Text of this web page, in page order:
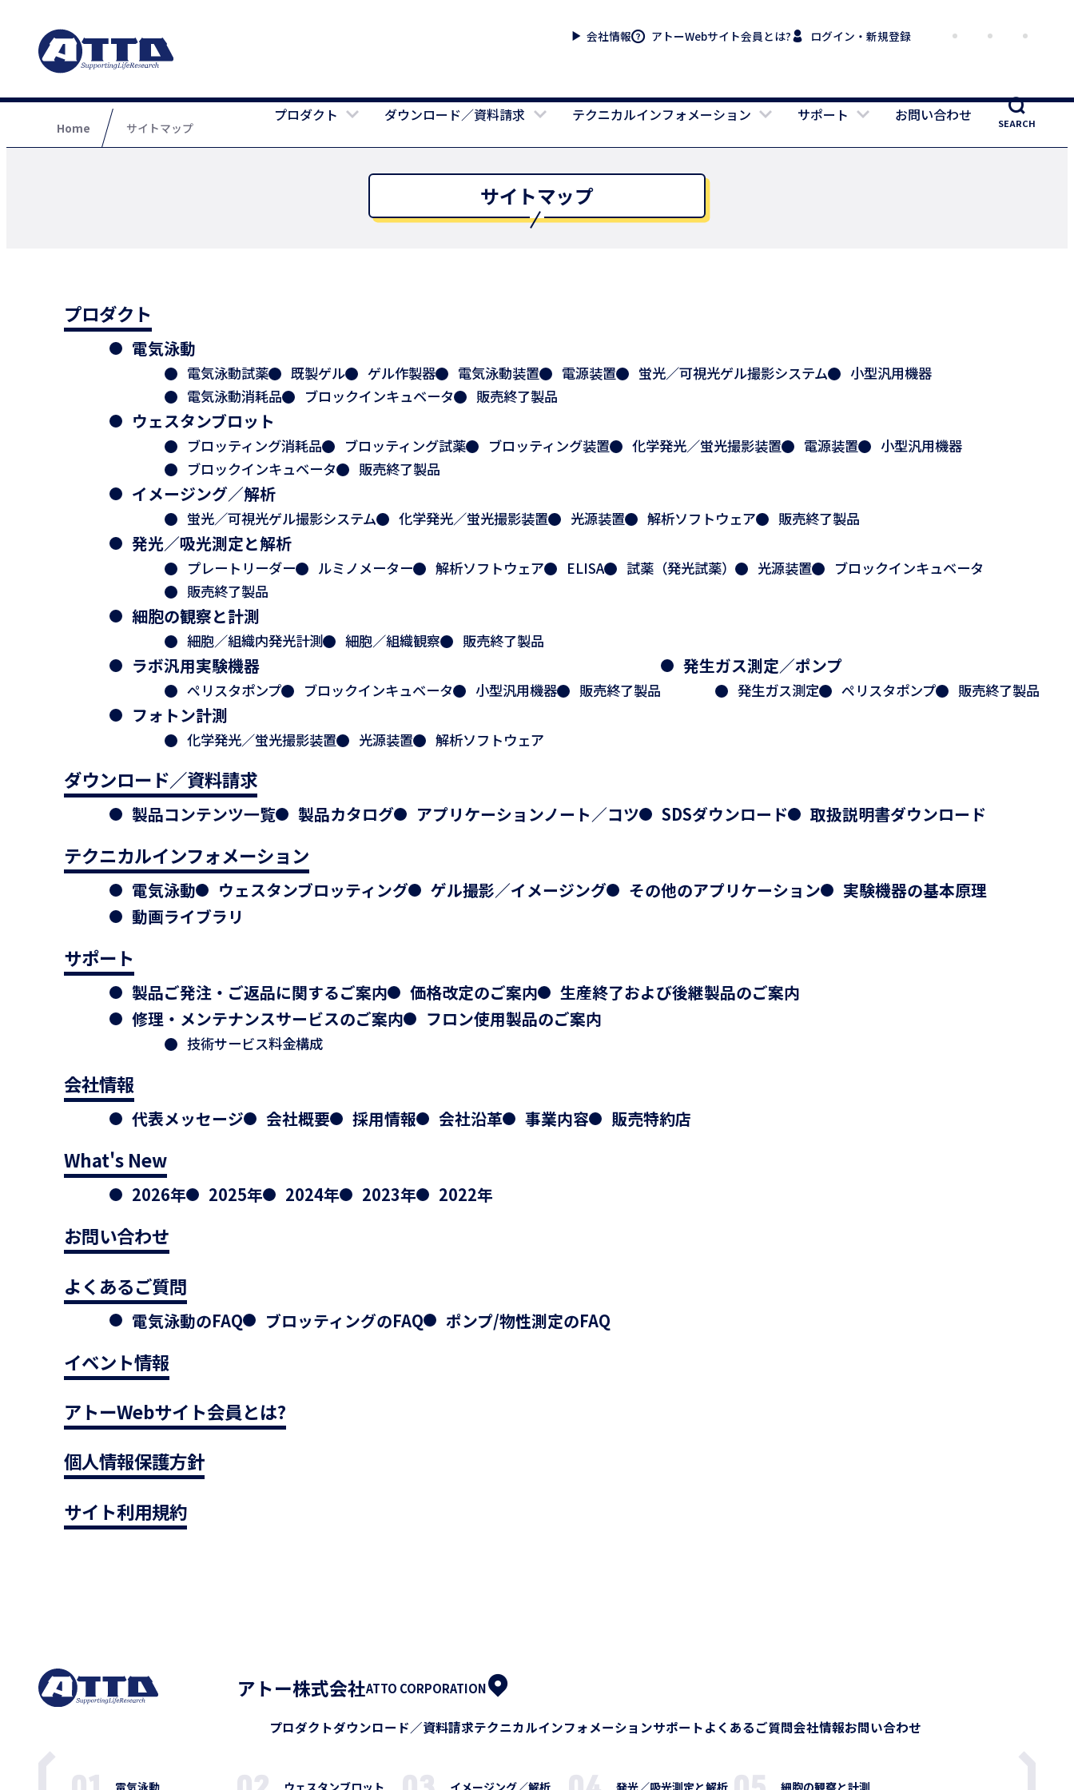
会社情報 アトーWebサイト会員とは? ログイン・新規登録
プロダクト ダウンロード／資料請求 テクニカルインフォメーション サポート お問い合わせ SEARCH
Home サイトマップ
サイトマップ
プロダクト
電気泳動
電気泳動試薬 既製ゲル ゲル作製器 電気泳動装置 電源装置 蛍光／可視光ゲル撮影システム
小型汎用機器
電気泳動消耗品
ブロックインキュベータ 販売終了製品
ウェスタンブロット
ブロッティング消耗品 ブロッティング試薬 ブロッティング装置 化学発光／蛍光撮影装置 電源装置
小型汎用機器
ブロックインキュベータ
販売終了製品
イメージング／解析
蛍光／可視光ゲル撮影システム 化学発光／蛍光撮影装置 光源装置 解析ソフトウェア 販売終了製品
発光／吸光測定と解析
プレートリーダー ルミノメーター 解析ソフトウェア ELISA 試薬（発光試薬） 光源装置
ブロックインキュベータ
販売終了製品
細胞の観察と計測
細胞／組織内発光計測 細胞／組織観察 販売終了製品
ラボ汎用実験機器
ペリスタポンプ ブロックインキュベータ 小型汎用機器 販売終了製品
発生ガス測定／ポンプ
発生ガス測定 ペリスタポンプ 販売終了製品
フォトン計測
化学発光／蛍光撮影装置 光源装置 解析ソフトウェア
ダウンロード／資料請求
製品コンテンツ一覧 製品カタログ アプリケーションノート／コツ SDSダウンロード 取扱説明書ダウンロード
テクニカルインフォメーション
電気泳動 ウェスタンブロッティング ゲル撮影／イメージング その他のアプリケーション
実験機器の基本原理
動画ライブラリ
サポート
製品ご発注・ご返品に関するご案内 価格改定のご案内
生産終了および後継製品のご案内
修理・メンテナンスサービスのご案内
技術サービス料金構成
フロン使用製品のご案内
会社情報
代表メッセージ 会社概要 採用情報 会社沿革 事業内容 販売特約店
What's New
2026年 2025年 2024年 2023年 2022年
お問い合わせ
よくあるご質問
電気泳動のFAQ ブロッティングのFAQ ポンプ/物性測定のFAQ
イベント情報
アトーWebサイト会員とは?
個人情報保護方針
サイト利用規約
アトー株式会社ATTO CORPORATION
プロダクトダウンロード／資料請求テクニカルインフォメーションサポートよくあるご質問会社情報お問い合わせ